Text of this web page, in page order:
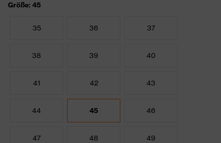
Größe: 45
35 36 37
38 39 40
41 42 43
44 45 46
47 48 49